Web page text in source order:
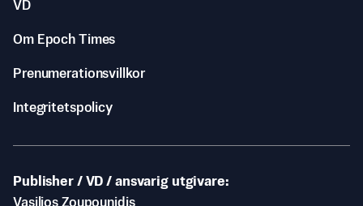
VD
Om Epoch Times
Prenumerationsvillkor
Integritetspolicy
Publisher / VD / ansvarig utgivare
Vasilios Zoupounidis